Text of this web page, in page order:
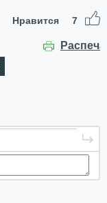
Нравится 7